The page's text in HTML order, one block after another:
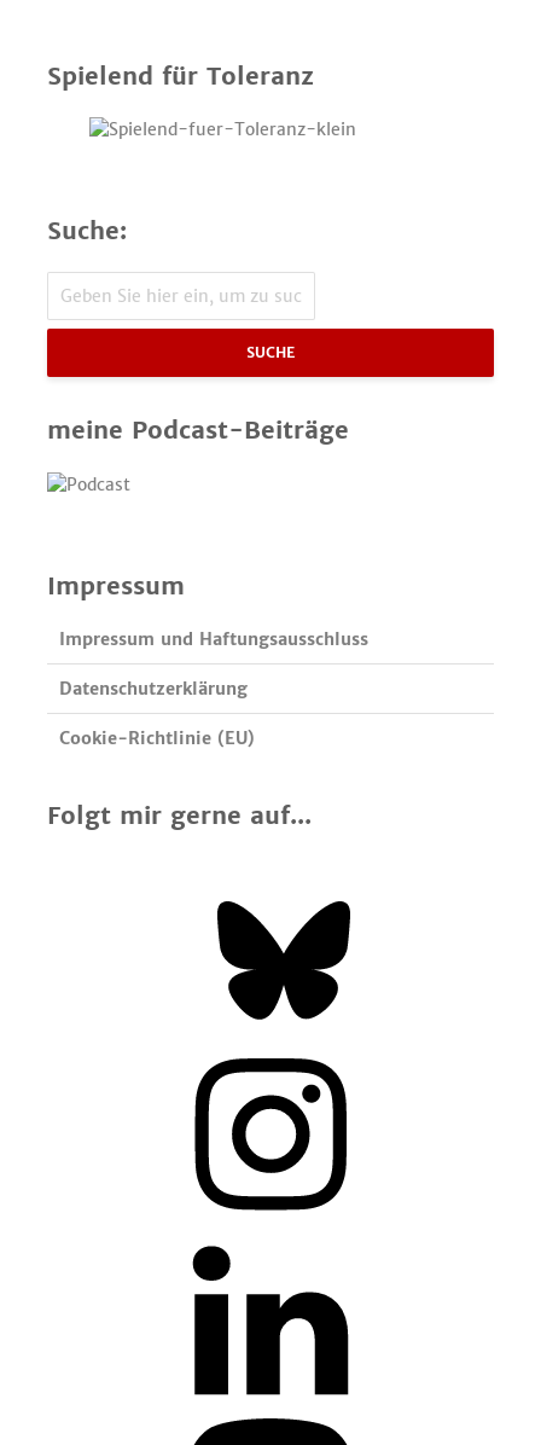
Spielend für Toleranz
Suche:
SUCHE
meine Podcast-Beiträge
Impressum
Impressum und Haftungsausschluss
Datenschutzerklärung
Cookie-Richtlinie (EU)
Folgt mir gerne auf...